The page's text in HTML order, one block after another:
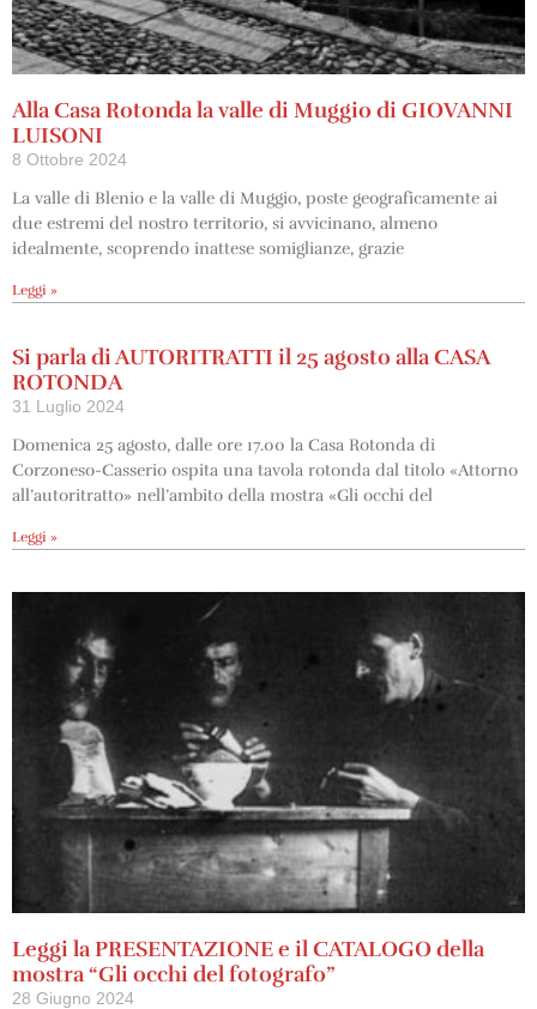
Alla Casa Rotonda la valle di Muggio di GIOVANNI
LUISONI
8 Ottobre 2024
La valle di Blenio e la valle di Muggio, poste geograficamente ai
due estremi del nostro territorio, si avvicinano, almeno
idealmente, scoprendo inattese somiglianze, grazie
Leggi »
Si parla di AUTORITRATTI il 25 agosto alla CASA
ROTONDA
31 Luglio 2024
Domenica 25 agosto, dalle ore 17.00 la Casa Rotonda di
Corzoneso-Casserio ospita una tavola rotonda dal titolo «Attorno
all’autoritratto» nell’ambito della mostra «Gli occhi del
Leggi »
Leggi la PRESENTAZIONE e il CATALOGO della
mostra “Gli occhi del fotografo”
28 Giugno 2024